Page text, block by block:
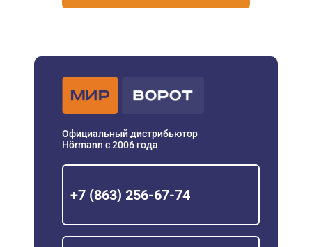
Официальный дистрибьютор
Hörmann с 2006 года
+7 (863) 256-67-74